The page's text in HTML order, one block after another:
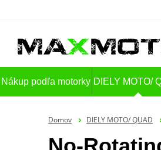
Nákup podľa motorky DIELY MOTO/
Domov DIELY MOTO/ QUAD